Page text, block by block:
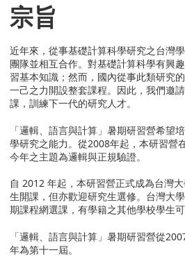
宗旨
近年來，從事基礎計算科學研究之台灣
團隊並相互合作。對基礎計算科學有興
習基本知識；然而，國內從事此類研究
一己之力開設整套課程。因此，我們邀
課，訓練下一代的研究人才。
「邏輯、語言與計算」暑期研習營希望
學研究之能力。從2008年起，本研習營
今年之主題為邏輯與正規驗證。
自 2012 年起，本研習營正式成為台灣
生開課，但亦歡迎研究生選修。台灣大
期課程網選課，有學籍之其他學校學生可
「邏輯、語言與計算」暑期研習營從
年為第十一屆。